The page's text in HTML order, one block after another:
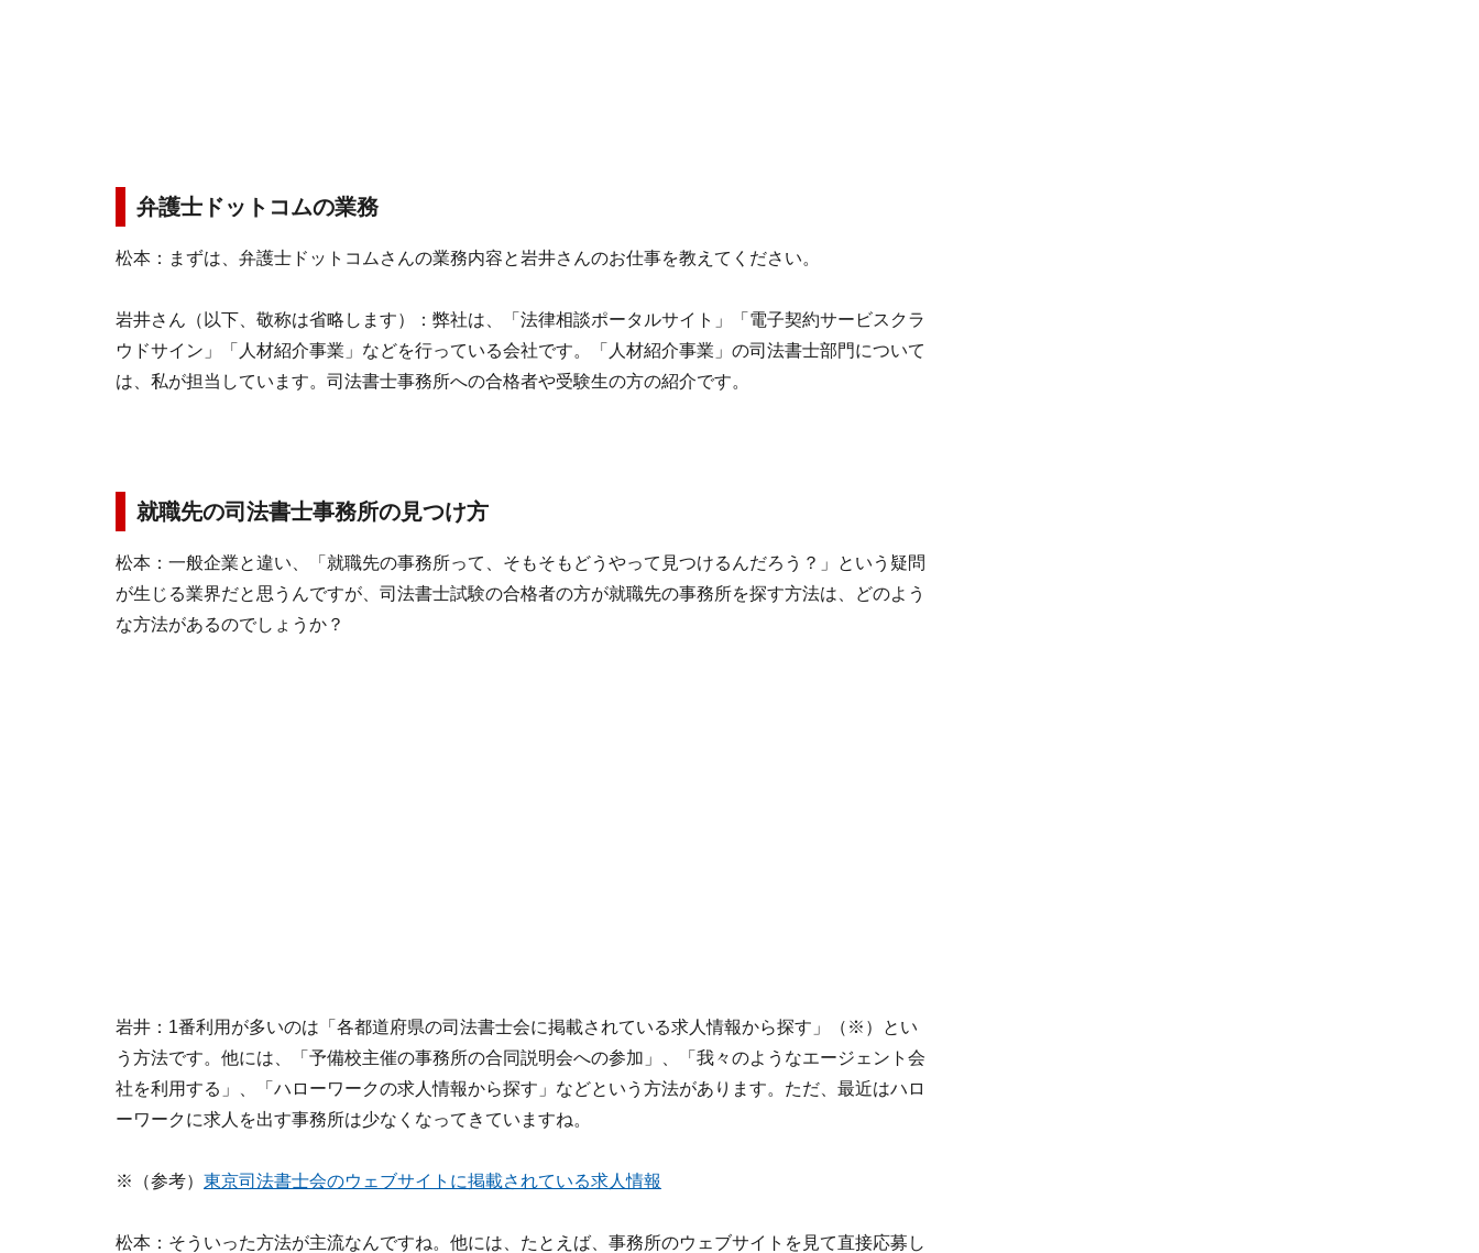
弁護士ドットコムの業務
松本：まずは、弁護士ドットコムさんの業務内容と岩井さんのお仕事を教えてください。
岩井さん（以下、敬称は省略します）：弊社は、「法律相談ポータルサイト」「電子契約サービスクラ
ウドサイン」「人材紹介事業」などを行っている会社です。「人材紹介事業」の司法書士部門について
は、私が担当しています。司法書士事務所への合格者や受験生の方の紹介です。
就職先の司法書士事務所の見つけ方
松本：一般企業と違い、「就職先の事務所って、そもそもどうやって見つけるんだろう？」という疑問
が生じる業界だと思うんですが、司法書士試験の合格者の方が就職先の事務所を探す方法は、どのよう
な方法があるのでしょうか？
岩井：1番利用が多いのは「各都道府県の司法書士会に掲載されている求人情報から探す」（※）とい
う方法です。他には、「予備校主催の事務所の合同説明会への参加」、「我々のようなエージェント会
社を利用する」、「ハローワークの求人情報から探す」などという方法があります。ただ、最近はハロ
ーワークに求人を出す事務所は少なくなってきていますね。
※（参考） 東京司法書士会のウェブサイトに掲載されている求人情報
松本：そういった方法が主流なんですね。他には、たとえば、事務所のウェブサイトを見て直接応募し